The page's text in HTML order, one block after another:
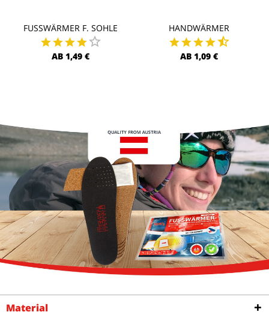
FUSSWÄRMER F. SOHLE
AB 1,49 €
HANDWÄRMER
AB 1,09 €
Material